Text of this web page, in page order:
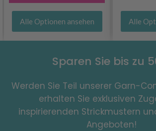
Alle Optionen ansehen Alle
Sparen Sie bis zu
Werden Sie Teil unserer Garn-
erhalten Sie exklusiven
inspirierenden Strickmustern
Angeboten!